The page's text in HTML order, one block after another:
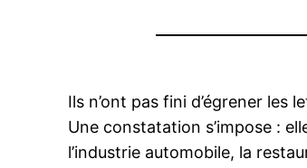
Ils n’ont pas fini d’égrener les
Une constatation s’impose :
l’industrie automobile, la